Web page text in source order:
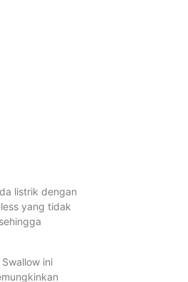
listrik dengan
yang tidak
ini